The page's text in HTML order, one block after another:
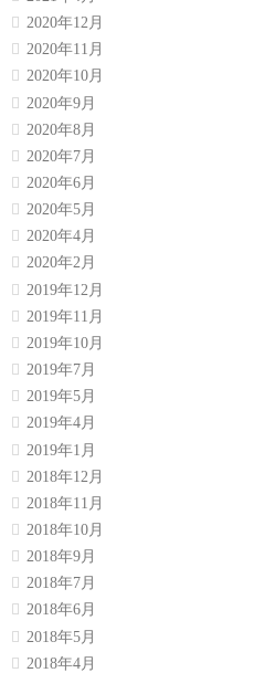
2020年12月
2020年11月
2020年10月
2020年9月
2020年8月
2020年7月
2020年6月
2020年5月
2020年4月
2020年2月
2019年12月
2019年11月
2019年10月
2019年7月
2019年5月
2019年4月
2019年1月
2018年12月
2018年11月
2018年10月
2018年9月
2018年7月
2018年6月
2018年5月
2018年4月